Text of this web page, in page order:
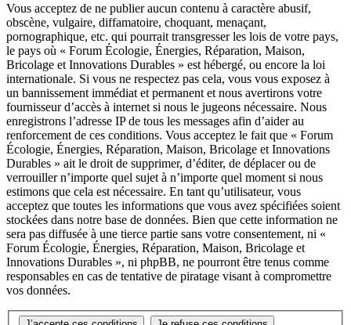
Vous acceptez de ne publier aucun contenu à caractère abusif,
obscène, vulgaire, diffamatoire, choquant, menaçant,
pornographique, etc. qui pourrait transgresser les lois de votre pays,
le pays où « Forum Écologie, Énergies, Réparation, Maison,
Bricolage et Innovations Durables » est hébergé, ou encore la loi
internationale. Si vous ne respectez pas cela, vous vous exposez à
un bannissement immédiat et permanent et nous avertirons votre
fournisseur d’accès à internet si nous le jugeons nécessaire. Nous
enregistrons l’adresse IP de tous les messages afin d’aider au
renforcement de ces conditions. Vous acceptez le fait que « Forum
Écologie, Énergies, Réparation, Maison, Bricolage et Innovations
Durables » ait le droit de supprimer, d’éditer, de déplacer ou de
verrouiller n’importe quel sujet à n’importe quel moment si nous
estimons que cela est nécessaire. En tant qu’utilisateur, vous
acceptez que toutes les informations que vous avez spécifiées soient
stockées dans notre base de données. Bien que cette information ne
sera pas diffusée à une tierce partie sans votre consentement, ni «
Forum Écologie, Énergies, Réparation, Maison, Bricolage et
Innovations Durables », ni phpBB, ne pourront être tenus comme
responsables en cas de tentative de piratage visant à compromettre
vos données.